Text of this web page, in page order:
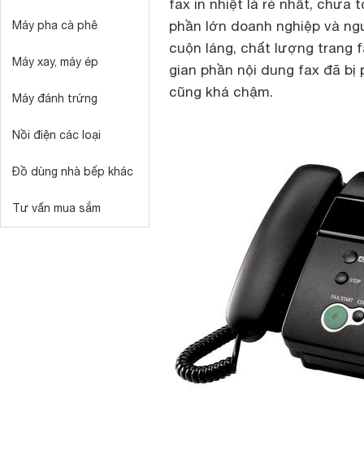
Máy pha cà phê
Máy xay, máy ép
Máy đánh trứng
Nồi điện các loại
Đồ dùng nhà bếp khác
Tư vấn mua sắm
fax in nhiệt là rẻ nhất, chưa
phần lớn doanh nghiệp và
cuộn láng, chất lượng trang
gian phần nội dung fax đã
cũng khá chậm.